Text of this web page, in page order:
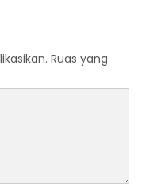
Ruas yang